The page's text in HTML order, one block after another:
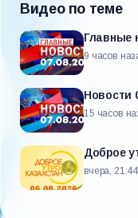
Видео по теме
Главные
9 часов
Новости
15 часов
Доброе
вчера, 21:44